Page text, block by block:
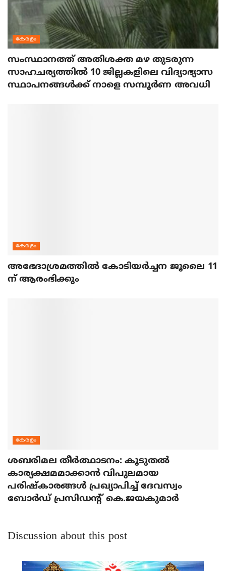
കേരളം
സംസ്ഥാനത്ത് അതിശക്ത മഴ തുടരുന്ന
സാഹചര്യത്തിൽ 10 ജില്ലകളിലെ വിദ്യാഭ്യാസ
സ്ഥാപനങ്ങൾക്ക് നാളെ സമ്പൂർണ അവധി
കേരളം
അഭേദാശ്രമത്തില്‍ കോടിയര്‍ച്ചന ജൂലൈ 11
ന് ആരംഭിക്കും
കേരളം
ശബരിമല തീര്‍ത്ഥാടനം: കൂടുതല്‍
കാര്യക്ഷമമാക്കാന്‍ വിപുലമായ
പരിഷ്‌കാരങ്ങള്‍ പ്രഖ്യാപിച്ച് ദേവസ്വം
ബോര്‍ഡ് പ്രസിഡന്റ് കെ.ജയകുമാര്‍
Discussion about this post